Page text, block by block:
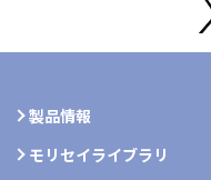
製品情報
モリセイライブラリ